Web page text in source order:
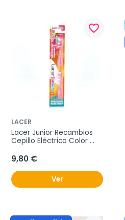
favorite_border
LACER
Lacer Junior Recambios
Cepillo Eléctrico Color
9,80 €
Ver